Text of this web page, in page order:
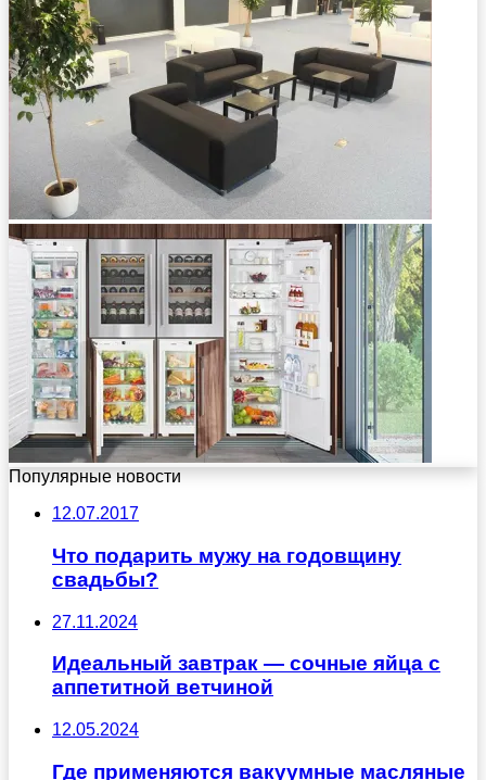
Популярные новости
12.07.2017
Что подарить мужу на годовщину
свадьбы?
27.11.2024
Идеальный завтрак — сочные яйца с
аппетитной ветчиной
12.05.2024
Где применяются вакуумные масляные